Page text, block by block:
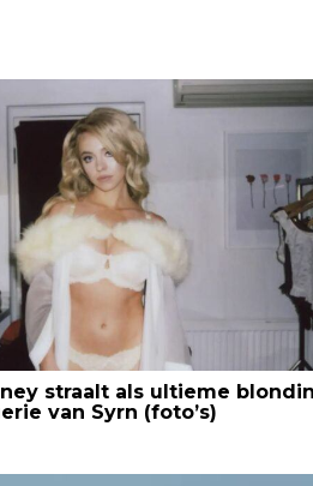
straalt als ultieme
van Syrn (foto’s)